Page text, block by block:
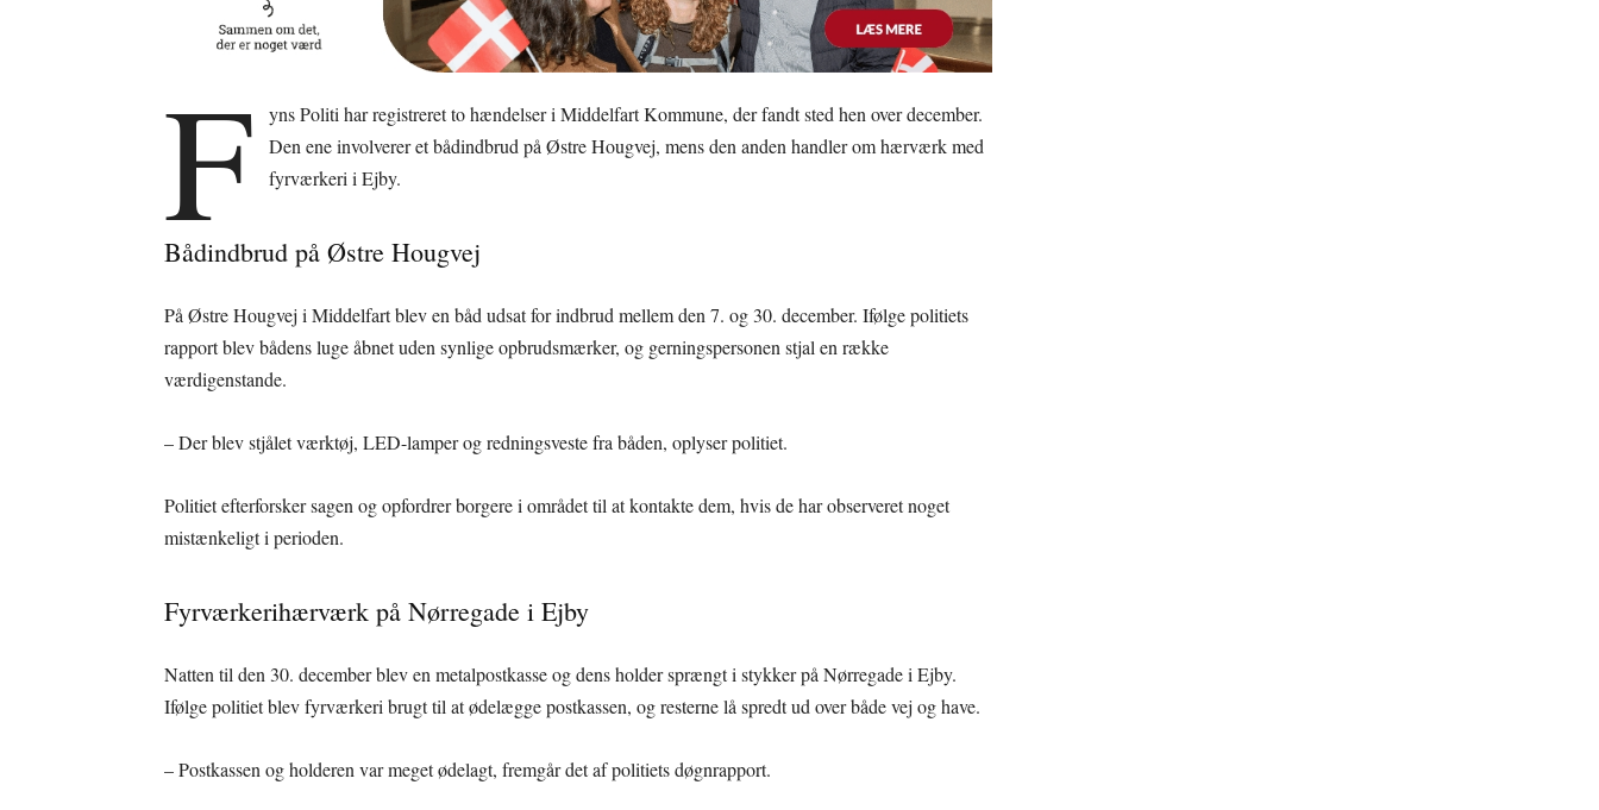
F
yns Politi har registreret to hændelser i Middelfart Kommune, der fandt sted hen over december.
Den ene involverer et bådindbrud på Østre Hougvej, mens den anden handler om hærværk med
fyrværkeri i Ejby.
Bådindbrud på Østre Hougvej
På Østre Hougvej i Middelfart blev en båd udsat for indbrud mellem den 7. og 30. december. Ifølge politiets
rapport blev bådens luge åbnet uden synlige opbrudsmærker, og gerningspersonen stjal en række
værdigenstande.
– Der blev stjålet værktøj, LED-lamper og redningsveste fra båden, oplyser politiet.
Politiet efterforsker sagen og opfordrer borgere i området til at kontakte dem, hvis de har observeret noget
mistænkeligt i perioden.
Fyrværkerihærværk på Nørregade i Ejby
Natten til den 30. december blev en metalpostkasse og dens holder sprængt i stykker på Nørregade i Ejby.
Ifølge politiet blev fyrværkeri brugt til at ødelægge postkassen, og resterne lå spredt ud over både vej og have.
– Postkassen og holderen var meget ødelagt, fremgår det af politiets døgnrapport.